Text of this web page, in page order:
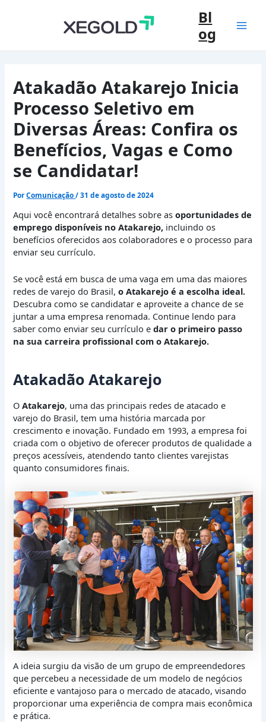
Bl
og
Atakadão Atakarejo Inicia
Processo Seletivo em
Diversas Áreas: Confira os
Benefícios, Vagas e Como
se Candidatar!
PorComunicação/31 de agosto de 2024
Aqui você encontrará detalhes sobre asoportunidades de
emprego disponíveis no Atakarejo, incluindo os
benefícios oferecidos aos colaboradores e o processo para
enviar seu currículo.
Se você está em busca de uma vaga em uma das maiores
redes de varejo do Brasil,o Atakarejo é a escolha ideal.
Descubra como se candidatar e aproveite a chance de se
juntar a uma empresa renomada. Continue lendo para
saber como enviar seu currículo edar o primeiro passo
na sua carreira profissional com o Atakarejo.
Atakadão Atakarejo
OAtakarejo, uma das principais redes de atacado e
varejo do Brasil, tem uma história marcada por
crescimento e inovação. Fundado em 1993, a empresa foi
criada com o objetivo de oferecer produtos de qualidade a
preços acessíveis, atendendo tanto clientes varejistas
quanto consumidores finais.
A ideia surgiu da visão de um grupo de empreendedores
que percebeu a necessidade de um modelo de negócios
eficiente e vantajoso para o mercado de atacado, visando
proporcionar uma experiência de compra mais econômica
e prática.